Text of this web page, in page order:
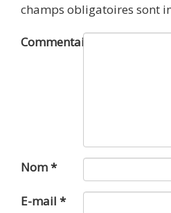
champs obligatoires sont
Commentaire
Nom*
E-mail *